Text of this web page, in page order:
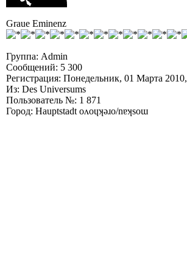
Graue Eminenz
Группа: Admin
Сообщений: 5 300
Регистрация: Понедельник, 01 Марта
Из: Des Universums
Пользователь №: 1 871
Город: Hauptstadt oʌoɥʞǝɹo/nɐʞsoɯ